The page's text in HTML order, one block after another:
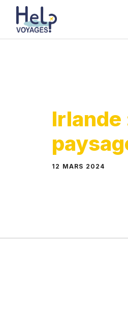
Aller
contenu
Irlande
12 MARS 2024